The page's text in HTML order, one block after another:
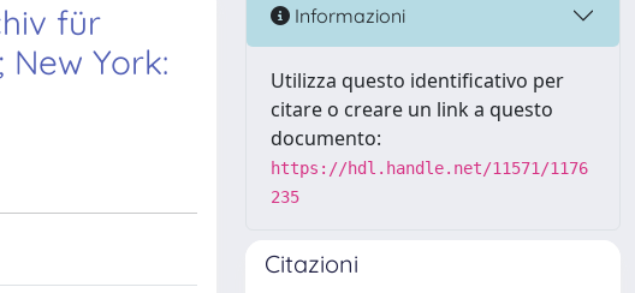
für
York:
Informazioni
Utilizza questo identificativo per
citare o creare un link a questo
documento:
https://hdl.handle.net/11571/1176
235
Citazioni